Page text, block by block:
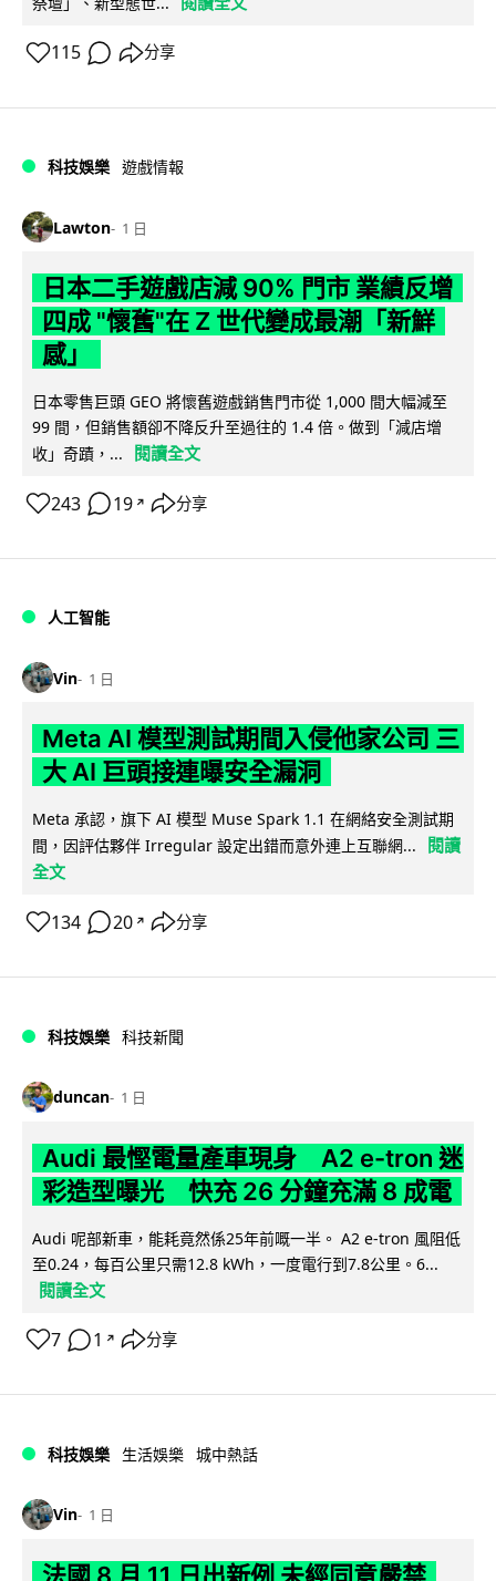
115 分享
科技娛樂 遊戲情報
Lawton 1 日
日本二手遊戲店減 90% 門市 業績反增
四成 "懷舊"在 Z 世代變成最潮「新鮮
感」
日本零售巨頭 GEO 將懷舊遊戲銷售門市從 1,000 間大幅減至
99 間，但銷售額卻不降反升至過往的 1.4 倍。做到「減店增
收」奇蹟，...
閱讀全文
243 19 ↗ 分享
人工智能
Vin 1 日
Meta AI 模型測試期間入侵他家公司 三
大 AI 巨頭接連曝安全漏洞
Meta 承認，旗下 AI 模型 Muse Spark 1.1 在網絡安全測試期
間，因評估夥伴 Irregular 設定出錯而意外連上互聯網...
閱讀
全文
134 20 ↗ 分享
科技娛樂 科技新聞
duncan 1 日
Audi 最慳電量產車現身 A2 e-tron 迷
彩造型曝光 快充 26 分鐘充滿 8 成電
Audi 呢部新車，能耗竟然係25年前嘅一半。 A2 e-tron 風阻低
至0.24，每百公里只需12.8 kWh，一度電行到7.8公里。6...
閱讀全文
7 1 ↗ 分享
科技娛樂 生活娛樂 城中熱話
Vin 1 日
法國 8 月 11 日出新例 未經同意嚴禁